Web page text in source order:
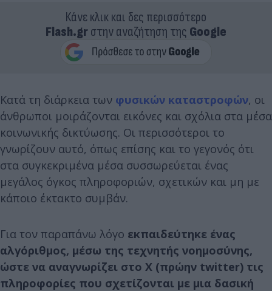
Κάνε κλικ και δες περισσότερο
Flash.grστην αναζήτηση της Google
Κατά τη διάρκεια των φυσικών καταστροφών, οι
άνθρωποι μοιράζονται εικόνες και σχόλια στα μέσα
κοινωνικής δικτύωσης. Οι περισσότεροι το
γνωρίζουν αυτό, όπως επίσης και το γεγονός ότι
στα συγκεκριμένα μέσα συσσωρεύεται ένας
μεγάλος όγκος πληροφοριών, σχετικών και μη με
κάποιο έκτακτο συμβάν.
Για τον παραπάνω λόγο εκπαιδεύτηκε ένας
αλγόριθμος, μέσω της τεχνητής νοημοσύνης,
ώστε να αναγνωρίζει στο X (πρώην twitter) τις
πληροφορίες που σχετίζονται με μια δασική